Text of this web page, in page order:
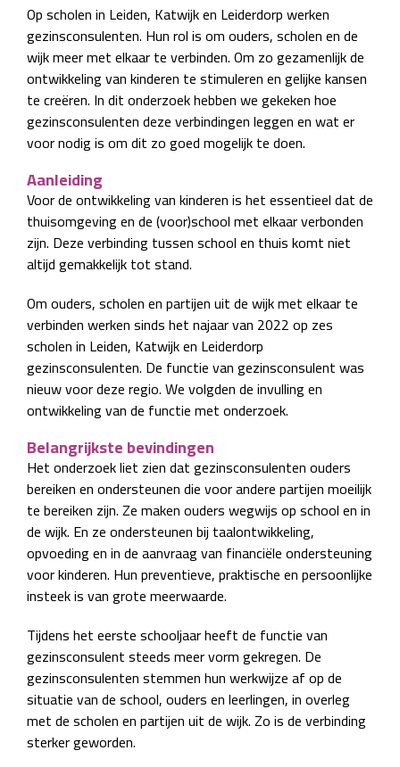
Op scholen in Leiden, Katwijk en Leiderdorp werken
gezinsconsulenten. Hun rol is om ouders, scholen en de
wijk meer met elkaar te verbinden. Om zo gezamenlijk de
ontwikkeling van kinderen te stimuleren en gelijke kansen
te creëren. In dit onderzoek hebben we gekeken hoe
gezinsconsulenten deze verbindingen leggen en wat er
voor nodig is om dit zo goed mogelijk te doen.
Aanleiding
Voor de ontwikkeling van kinderen is het essentieel dat de
thuisomgeving en de (voor)school met elkaar verbonden
zijn. Deze verbinding tussen school en thuis komt niet
altijd gemakkelijk tot stand.
Om ouders, scholen en partijen uit de wijk met elkaar te
verbinden werken sinds het najaar van 2022 op zes
scholen in Leiden, Katwijk en Leiderdorp
gezinsconsulenten. De functie van gezinsconsulent was
nieuw voor deze regio. We volgden de invulling en
ontwikkeling van de functie met onderzoek.
Belangrijkste bevindingen
Het onderzoek liet zien dat gezinsconsulenten ouders
bereiken en ondersteunen die voor andere partijen moeilijk
te bereiken zijn. Ze maken ouders wegwijs op school en in
de wijk. En ze ondersteunen bij taalontwikkeling,
opvoeding en in de aanvraag van financiële ondersteuning
voor kinderen. Hun preventieve, praktische en persoonlijke
insteek is van grote meerwaarde.
Tijdens het eerste schooljaar heeft de functie van
gezinsconsulent steeds meer vorm gekregen. De
gezinsconsulenten stemmen hun werkwijze af op de
situatie van de school, ouders en leerlingen, in overleg
met de scholen en partijen uit de wijk. Zo is de verbinding
sterker geworden.